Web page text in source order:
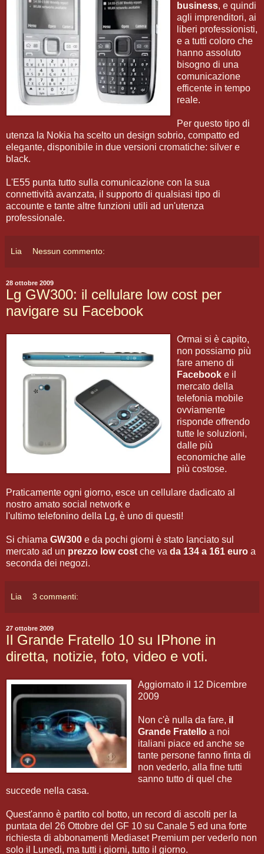
business, e quindi
agli imprenditori, ai
liberi professionisti,
e a tutti coloro che
hanno assoluto
bisogno di una
comunicazione
efficente in tempo
reale.
Per questo tipo di
utenza la Nokia ha scelto un design sobrio, compatto ed
elegante, disponibile in due versioni cromatiche: silver e
black.
L'E55 punta tutto sulla comunicazione con la sua
connettività avanzata, il supporto di qualsiasi tipo di
accounte e tante altre funzioni utili ad un'utenza
professionale.
Lia Nessun commento:
28 ottobre 2009
Lg GW300: il cellulare low cost per
navigare su Facebook
Ormai si è capito,
non possiamo più
fare ameno di
Facebook e il
mercato della
telefonia mobile
ovviamente
risponde offrendo
tutte le soluzioni,
dalle più
economiche alle
più costose.
Praticamente ogni giorno, esce un cellulare dadicato al
nostro amato social network e
l'ultimo telefonino della Lg, è uno di questi!
Si chiama GW300 e da pochi giorni è stato lanciato sul
mercato ad un prezzo low cost che va da 134 a 161 euro a
seconda dei negozi.
Lia 3 commenti:
27 ottobre 2009
Il Grande Fratello 10 su IPhone in
diretta, notizie, foto, video e voti.
Aggiornato il 12 Dicembre
2009
Non c'è nulla da fare, il
Grande Fratello a noi
italiani piace ed anche se
tante persone fanno finta di
non vederlo, alla fine tutti
sanno tutto di quel che
succede nella casa.
Quest'anno è partito col botto, un record di ascolti per la
puntata del 26 Ottobre del GF 10 su Canale 5 ed una forte
richiesta di abbonamenti Mediaset Premium per vederlo non
solo il Lunedi, ma tutti i giorni, tutto il giorno.